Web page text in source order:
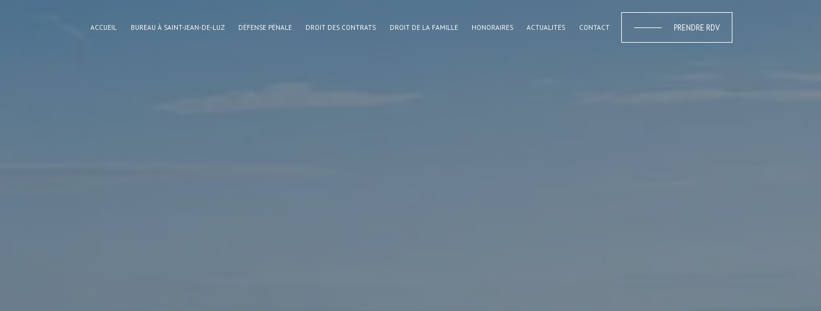
ACCUEIL BUREAU À SAINT-JEAN-DE-LUZ DÉFENSE PÉNALE DROIT DES CONTRATS DROIT DE LA FAMILLE HONORAIRES ACTUALITÉS CONTACT PRENDRE RDV